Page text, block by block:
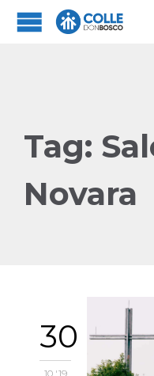
Tag:
Novara
30
10 '19